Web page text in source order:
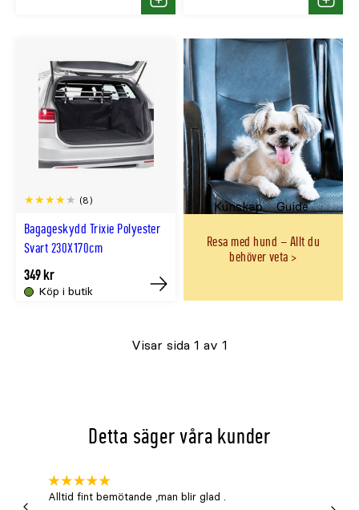
Köp Köp
Bagageskydd Trixie Polyester
Svart 230X170cm
(8)
Köp i butik
349 kr
Tillfälligt
online
Kunskap Guide
Resa med hund – Allt du
behöver veta
Visar sida 1 av 1
Detta säger våra kunder
Alltid fint bemötande ,man blir glad .